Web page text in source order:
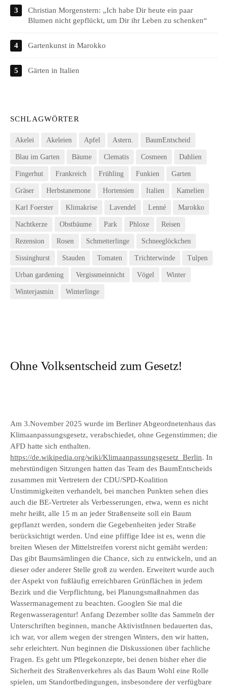
Christian Morgenstern: „Ich habe Dir heute ein paar
Blumen nicht gepflückt, um Dir ihr Leben zu schenken“
Gartenkunst in Marokko
Gärten in Italien
SCHLAGWÖRTER
Akelei Akeleien Apfel Astern. BaumEntscheid
Blau im Garten Bäume Clematis Cosmeen Dahlien
Fingerhut Frankreich Frühling Funkien Garten
Gräser Herbstanemone Hortensien Italien Kamelien
Karl Foerster Klimakrise Lavendel Lenné Marokko
Nachtkerze Obstbäume Park Phloxe Reisen
Rezension Rosen Schmetterlinge Schneeglöckchen
Sissinghurst Stauden Tomaten Trichterwinde Tulpen
Urban gardening Vergissmeinnicht Vögel Winter
Winterjasmin Winterlinge
Ohne Volksentscheid zum Gesetz!
Am 3.November 2025 wurde im Berliner Abgeordnetenhaus das
Klimaanpassungsgesetz, verabschiedet, ohne Gegenstimmen; die
AFD hatte sich enthalten.
https://de.wikipedia.org/wiki/Klimaanpassungsgesetz_Berlin. In
mehrstündigen Sitzungen hatten das Team des BaumEntscheids
zusammen mit Vertretern der CDU/SPD-Koalition
Unstimmigkeiten verhandelt, bei manchen Punkten sehen dies
auch die BE-Vertreter als Verbesserungen, etwa, wenn es nicht
mehr heißt, alle 15 m an jeder Straßenseite soll ein Baum
gepflanzt werden, sondern die Gegebenheiten jeder Straße
berücksichtigt werden. Und eine pfiffige Idee ist es, wenn die
breiten Wiesen der Mittelstreifen vorerst nicht gemäht werden:
Das gibt Baumsämlingen die Chance, sich zu entwickeln, und an
dieser oder anderer Stelle groß zu werden. Erweitert wurde auch
der Aspekt von fußläufig erreichbaren Grünflächen in jedem
Bezirk und die Verpflichtung, bei Planungsmaßnahmen das
Wassermanagement zu beachten. Googlen Sie mal die
Regenwasseragentur! Anfang Dezember sollte das Sammeln der
Unterschriften beginnen, manche AktivistInnen bedauerten das,
ich war, vor allem wegen der strengen Winters, den wir hatten,
sehr erleichtert. Nun beginnen die Diskussionen über fachliche
Fragen. Es geht um Pflegekonzepte, bei denen bisher eher die
Sicherheit des Straßenverkehres als das Baum Wohl eine Rolle
spielen, um Standortbedingungen, insbesondere der verfügbare